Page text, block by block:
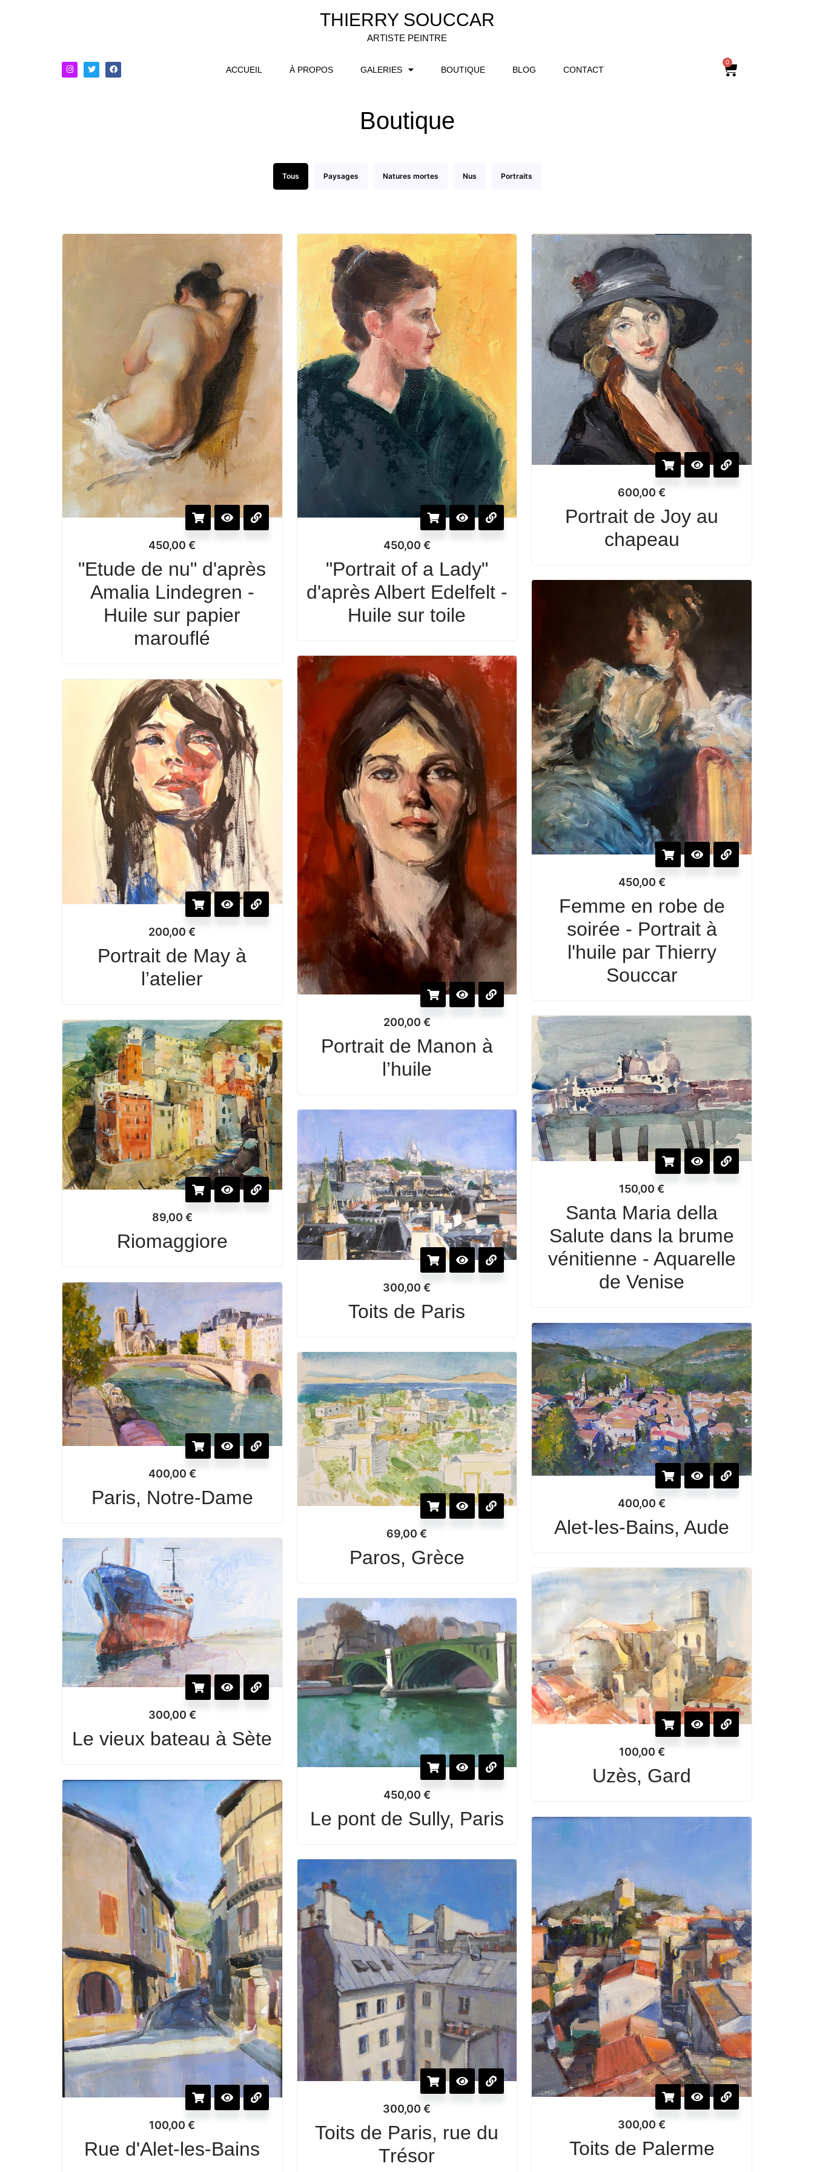
THIERRY SOUCCAR
ARTISTE PEINTRE
ACCUEIL À PROPOS GALERIES BOUTIQUE BLOG CONTACT
0
Boutique
Tous Paysages Natures mortes Nus Portraits
450,00€
"Etude de nu" d'après
Amalia Lindegren -
Huile sur papier
marouflé
450,00 €
"Portrait of a Lady"
d'après Albert Edelfelt -
Huile sur toile
600,00€
Portrait de Joy au
chapeau
450,00 €
Femme en robe de
soirée - Portrait à
l'huile par Thierry
Souccar
200,00 €
Portrait de Manon à
l’huile
200,00€
Portrait de May à
l’atelier
150,00€
Santa Maria della
Salute dans la brume
vénitienne - Aquarelle
de Venise
89,00 €
Riomaggiore
300,00€
Toits de Paris
400,00 €
Paris, Notre-Dame 400,00€
Alet-les-Bains, Aude
69,00€
Paros, Grèce
300,00 €
Le vieux bateau à Sète
100,00 €
Uzès, Gard
450,00 €
Le pont de Sully, Paris
100,00€
Rue d'Alet-les-Bains
300,00€
Toits de Palerme
300,00€
Toits de Paris, rue du
Trésor